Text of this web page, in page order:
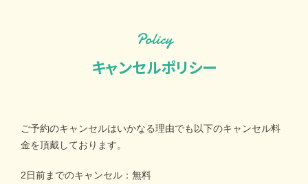
Policy
キャンセルポリシー
ご予約のキャンセルはいかなる理由でも以下のキャンセル料
金を頂戴しております。
2日前までのキャンセル：無料